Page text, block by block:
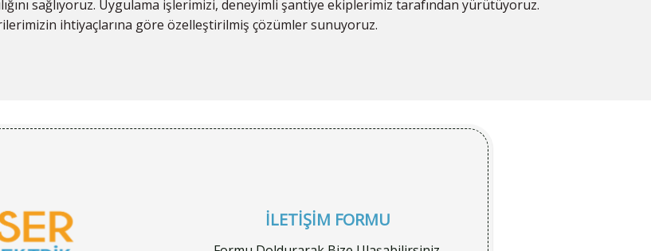
sağlıyoruz. Uygulama işlerimizi, deneyimli şantiye ekiplerimiz tarafından yürütüyoruz.
ihtiyaçlarına göre özelleştirilmiş çözümler sunuyoruz.
İLETİŞİM FORMU